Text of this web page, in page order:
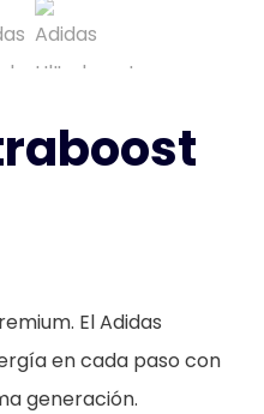
El Adidas
en cada paso con
generación.